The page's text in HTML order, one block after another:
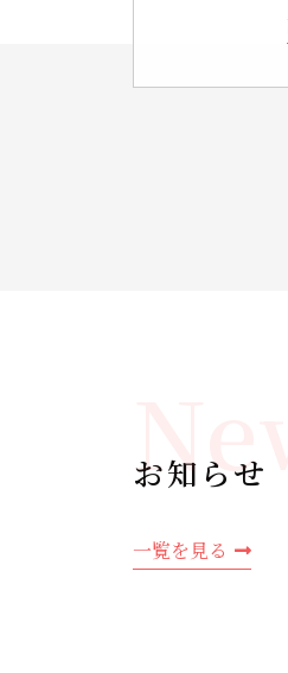
お知らせ
一覧を見る